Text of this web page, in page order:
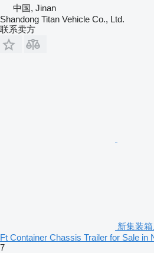
中国, Jinan
Shandong Titan Vehicle Co., Ltd.
联系卖方
新集装
Ft Container Chassis Trailer for Sale in
7